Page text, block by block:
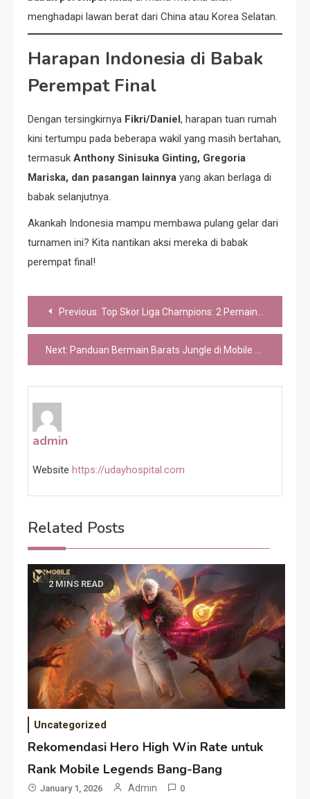
menghadapi lawan berat dari China atau Korea Selatan.
Harapan Indonesia di Babak
Perempat Final
Dengan tersingkirnya Fikri/Daniel, harapan tuan rumah
kini tertumpu pada beberapa wakil yang masih bertahan,
termasuk Anthony Sinisuka Ginting, Gregoria
Mariska, dan pasangan lainnya yang akan berlaga di
babak selanjutnya.
Akankah Indonesia mampu membawa pulang gelar dari
turnamen ini? Kita nantikan aksi mereka di babak
perempat final!
Post
navigation
Previous: Top Skor Liga Champions: 2 Pemain Barcelona Paling Subur Sejauh Ini
Next: Panduan Bermain Barats Jungle di Mobile Legends
admin
Website https://udayhospital.com
Related Posts
2 MINS READ
Uncategorized
Rekomendasi Hero High Win Rate untuk
Rank Mobile Legends Bang-Bang
January 1, 2026 Admin 0